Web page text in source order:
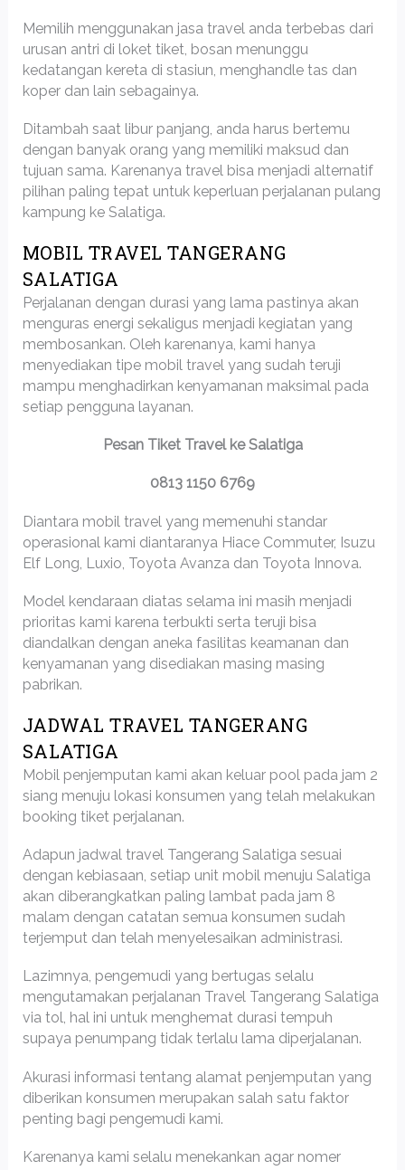
Memilih menggunakan jasa travel anda terbebas dari
urusan antri di loket tiket, bosan menunggu
kedatangan kereta di stasiun, menghandle tas dan
koper dan lain sebagainya.
Ditambah saat libur panjang, anda harus bertemu
dengan banyak orang yang memiliki maksud dan
tujuan sama. Karenanya travel bisa menjadi alternatif
pilihan paling tepat untuk keperluan perjalanan pulang
kampung ke Salatiga.
MOBIL TRAVEL TANGERANG
SALATIGA
Perjalanan dengan durasi yang lama pastinya akan
menguras energi sekaligus menjadi kegiatan yang
membosankan. Oleh karenanya, kami hanya
menyediakan tipe mobil travel yang sudah teruji
mampu menghadirkan kenyamanan maksimal pada
setiap pengguna layanan.
Pesan Tiket Travel ke Salatiga
0813 1150 6769
Diantara mobil travel yang memenuhi standar
operasional kami diantaranya Hiace Commuter, Isuzu
Elf Long, Luxio, Toyota Avanza dan Toyota Innova.
Model kendaraan diatas selama ini masih menjadi
prioritas kami karena terbukti serta teruji bisa
diandalkan dengan aneka fasilitas keamanan dan
kenyamanan yang disediakan masing masing
pabrikan.
JADWAL TRAVEL TANGERANG
SALATIGA
Mobil penjemputan kami akan keluar pool pada jam 2
siang menuju lokasi konsumen yang telah melakukan
booking tiket perjalanan.
Adapun jadwal travel Tangerang Salatiga sesuai
dengan kebiasaan, setiap unit mobil menuju Salatiga
akan diberangkatkan paling lambat pada jam 8
malam dengan catatan semua konsumen sudah
terjemput dan telah menyelesaikan administrasi.
Lazimnya, pengemudi yang bertugas selalu
mengutamakan perjalanan Travel Tangerang Salatiga
via tol, hal ini untuk menghemat durasi tempuh
supaya penumpang tidak terlalu lama diperjalanan.
Akurasi informasi tentang alamat penjemputan yang
diberikan konsumen merupakan salah satu faktor
penting bagi pengemudi kami.
Karenanya kami selalu menekankan agar nomer